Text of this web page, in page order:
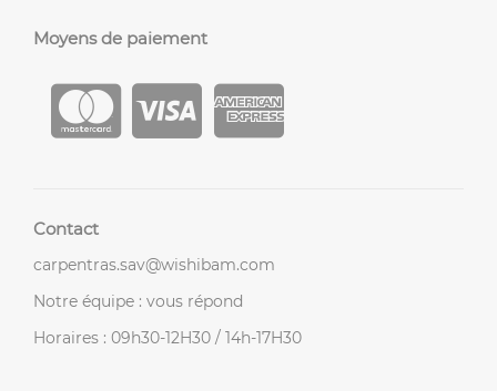
Moyens de paiement
Contact
carpentras.sav@wishibam.com
Notre équipe : vous répond
Horaires : 09h30-12H30 / 14h-17H30